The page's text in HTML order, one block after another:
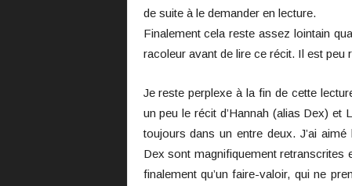
de suite à le demander en lecture.
Finalement cela reste assez lointain
racoleur avant de lire ce récit. Il est peu
Je reste perplexe à la fin de cette
un peu le récit d’Hannah (alias Dex) et
toujours dans un entre deux. J’ai aimé
Dex sont magnifiquement retranscrites
finalement qu’un faire-valoir, qui ne